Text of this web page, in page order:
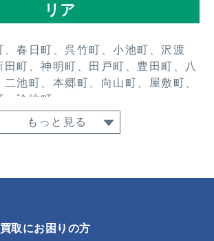
リア
、春日町、呉竹町、小池町、沢渡
田町、神明町、田戸町、豊田町、八
池町、本郷町、向山町、屋敷町、
、論地町
もっと見る
取にお困りの方